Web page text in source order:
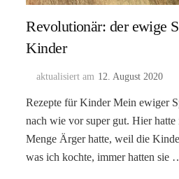
Revolutionär: der ewige
Kinder
aktualisiert am 12. August 2020
Rezepte für Kinder Mein ewiger
nach wie vor super gut. Hier
Menge Ärger hatte, weil die
was ich kochte, immer hatten sie